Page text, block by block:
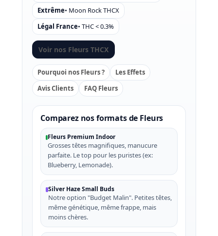
Extrême• Moon Rock THCX
Légal France• THC < 0.3%
Voir nos Fleurs THCX
Pourquoi nos Fleurs ?
Les Effets
Avis Clients
FAQ Fleurs
Comparez nos formats de Fleurs
Fleurs Premium Indoor
Grosses têtes magnifiques, manucure
parfaite. Le top pour les puristes (ex:
Blueberry, Lemonade).
Silver Haze Small Buds
Notre option "Budget Malin". Petites têtes,
même génétique, même frappe, mais
moins chères.